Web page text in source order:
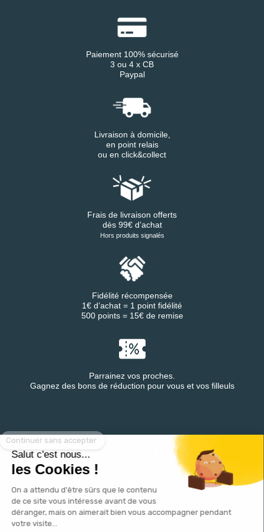
Salut c'est nous...
les Cookies !
On a attendu d'être sûrs que le contenu
de ce site vous intéresse avant de vous
déranger, mais on aimerait bien vous accompagner pendant
votre visite...
Paiement 100% sécurisé
3 ou 4 x CB
Paypal
Livraison à domicile,
en point relais
ou en click&collect
Frais de livraison offerts
dès 99€ d’achat
Hors produits signalés
Fidélité récompensée
1€ d’achat = 1 point fidélité
500 points = 15€ de remise
Parrainez vos proches.
Gagnez des bons de réduction pour vous et vos filleuls
Retrouvez DESTINEA® sur